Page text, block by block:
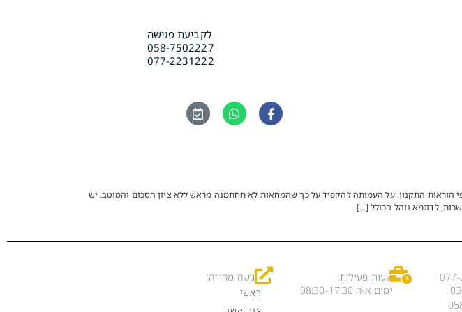
לקביעת פגישה
058-7502227
077-2231222
התקנון. על העמותה להקפיד על כך שהמחאות לא תחתמנה מראש ללא ציון הסכום והמוטב. יש
לדוגמא נוהל הכולל […]
שעות פעילות:
ימים א-ה 08:30-17:30
גישה מהירה:
ראשי